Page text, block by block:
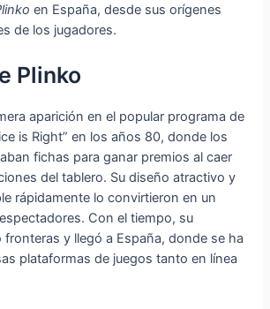
en España, desde sus orígenes
de los jugadores.
Plinko
aparición en el popular programa de
is Right” en los años 80, donde los
fichas para ganar premios al caer
del tablero. Su diseño atractivo y
rápidamente lo convirtieron en un
Con el tiempo, su
fronteras y llegó a España, donde se ha
plataformas de juegos tanto en línea